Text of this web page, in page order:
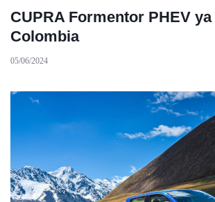
CUPRA Formentor PHEV ya
Colombia
05/06/2024